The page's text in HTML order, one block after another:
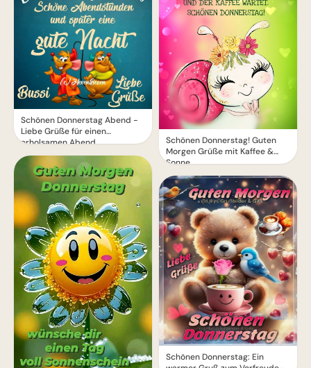
Schönen Donnerstag Abend -
Liebe Grüße für einen
erholsamen Abend
Schönen Donnerstag! Guten
Morgen Grüße mit Kaffee &
Sonne
Schönen Donnerstag: Ein